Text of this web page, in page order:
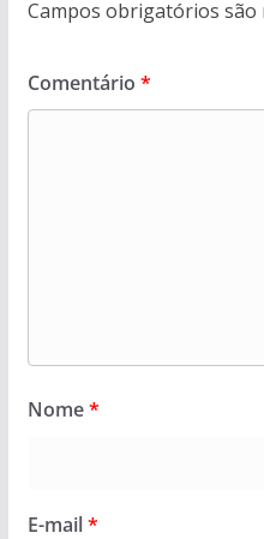
Campos obrigatórios são
Comentário *
Nome*
E-mail*